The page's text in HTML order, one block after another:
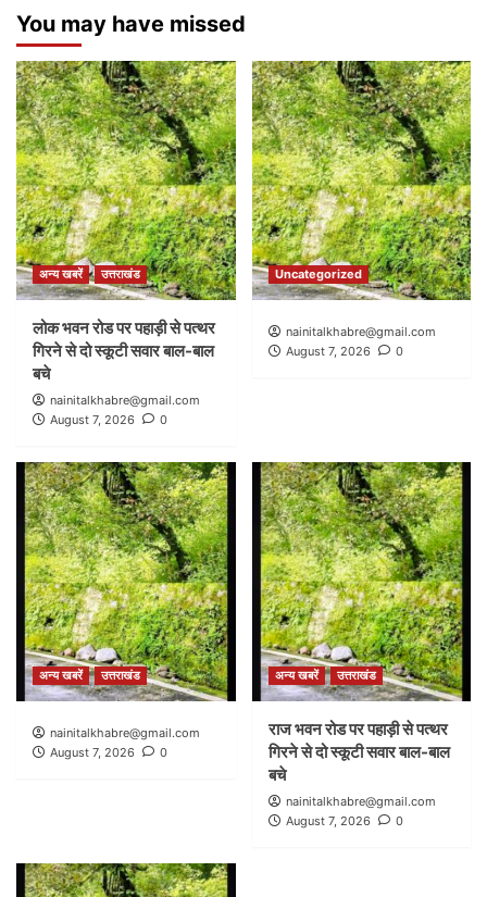
You may have missed
अन्य खबरें उत्तराखंड
लोक भवन रोड पर पहाड़ी से पत्थर
गिरने से दो स्कूटी सवार बाल-बाल
बचे
nainitalkhabre@gmail.com
August 7, 2026
0
Uncategorized
nainitalkhabre@gmail.com
August 7, 2026
0
अन्य खबरें उत्तराखंड
nainitalkhabre@gmail.com
August 7, 2026
0
अन्य खबरें उत्तराखंड
राज भवन रोड पर पहाड़ी से पत्थर
गिरने से दो स्कूटी सवार बाल-बाल
बचे
nainitalkhabre@gmail.com
August 7, 2026
0